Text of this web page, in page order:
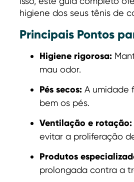
higiene dos seus tênis de
Principais Pontos
Higiene rigorosa:
mau odor.
Pés secos: A umidade
bem os pés.
Ventilação e rotação:
evitar a proliferação
Produtos
prolongada contra a